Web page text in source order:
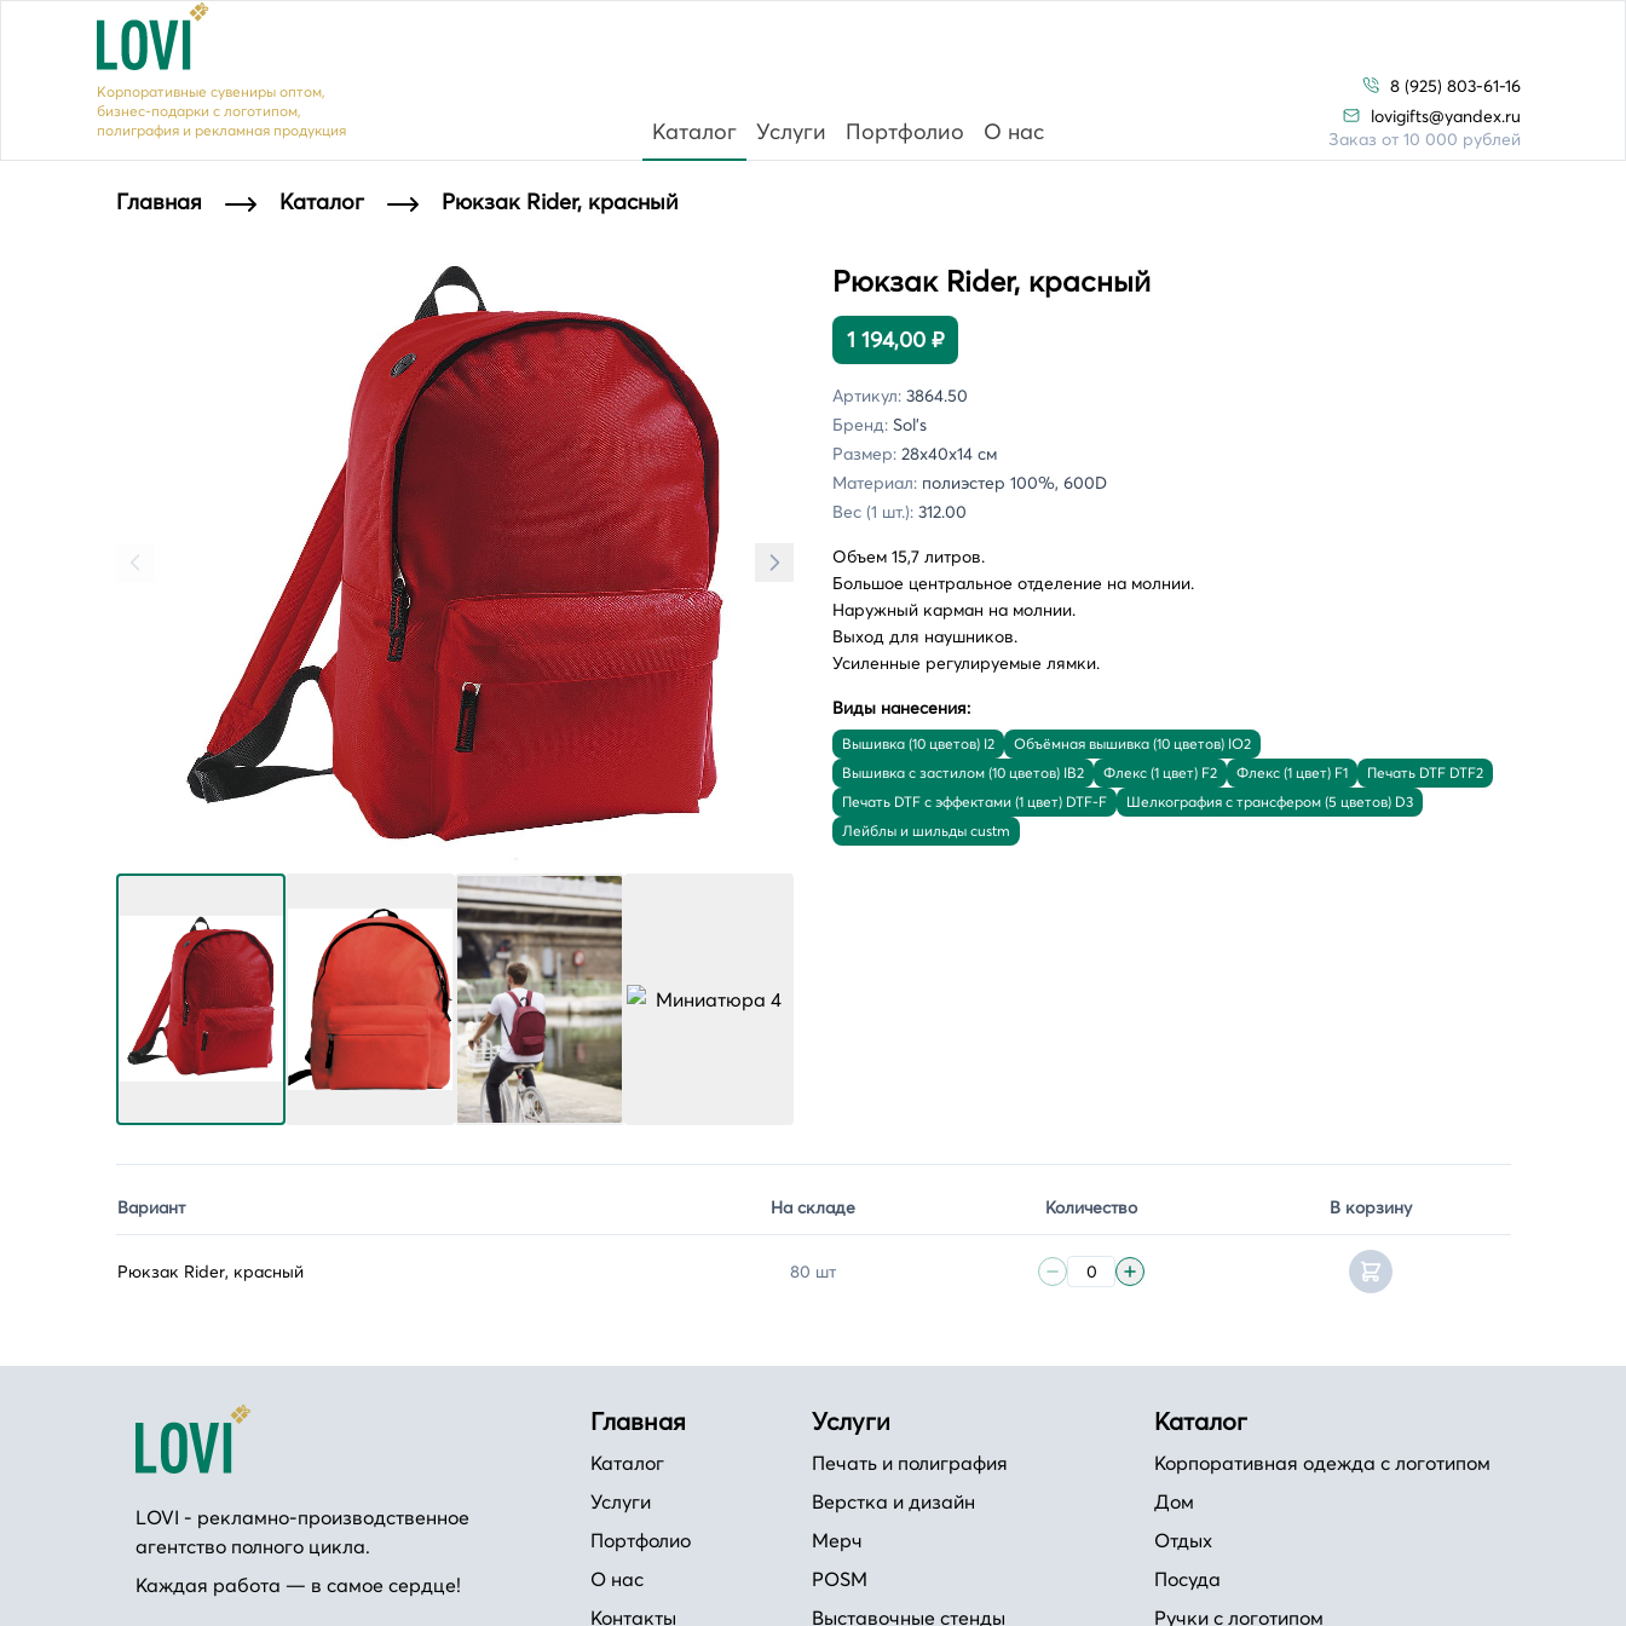
Корпоративные сувениры оптом,
бизнес-подарки с логотипом,
полиграфия и рекламная продукция
Каталог Услуги Портфолио О нас
8 (925) 803-61-16
lovigifts@yandex.ru
Заказ от 10 000 рублей
Главная Каталог Рюкзак Rider, красный
Рюкзак Rider, красный
1 194,00 ₽
Артикул: 3864.50
Бренд: Sol's
Размер: 28х40x14 см
Материал: полиэстер 100%, 600D
Вес (1 шт.): 312.00
Объем 15,7 литров.
Большое центральное отделение на молнии.
Наружный карман на молнии.
Выход для наушников.
Усиленные регулируемые лямки.
Виды нанесения:
Вышивка (10 цветов) I2
Объёмная вышивка (10 цветов) IO2
Вышивка с застилом (10 цветов) IB2
Флекс (1 цвет) F2 Флекс (1 цвет) F1
Печать DTF DTF2
Печать DTF с эффектами (1 цвет) DTF-F
Шелкография с трансфером (5 цветов) D3
Лейблы и шильды custm
Вариант На складе Количество В корзину
Рюкзак Rider, красный 80 шт
LOVI - рекламно-производственное
агентство полного цикла.
Каждая работа — в самое сердце!
Главная
Каталог
Услуги
Портфолио
О нас
Контакты
Услуги
Печать и полиграфия
Верстка и дизайн
Мерч
POSM
Выставочные стенды
Каталог
Корпоративная одежда с логотипом
Дом
Отдых
Посуда
Ручки с логотипом